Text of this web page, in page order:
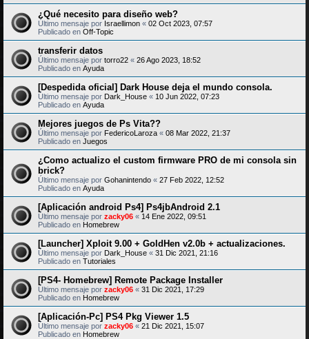
¿Qué necesito para diseño web?
Último mensaje por Israellimon « 02 Oct 2023, 07:57
Publicado en Off-Topic
transferir datos
Último mensaje por torro22 « 26 Ago 2023, 18:52
Publicado en Ayuda
[Despedida oficial] Dark House deja el mundo consola.
Último mensaje por Dark_House « 10 Jun 2022, 07:23
Publicado en Ayuda
Mejores juegos de Ps Vita??
Último mensaje por FedericoLaroza « 08 Mar 2022, 21:37
Publicado en Juegos
¿Como actualizo el custom firmware PRO de mi consola sin
brick?
Último mensaje por Gohanintendo « 27 Feb 2022, 12:52
Publicado en Ayuda
[Aplicación android Ps4] Ps4jbAndroid 2.1
Último mensaje por zacky06 « 14 Ene 2022, 09:51
Publicado en Homebrew
[Launcher] Xploit 9.00 + GoldHen v2.0b + actualizaciones.
Último mensaje por Dark_House « 31 Dic 2021, 21:16
Publicado en Tutoriales
[PS4- Homebrew] Remote Package Installer
Último mensaje por zacky06 « 31 Dic 2021, 17:29
Publicado en Homebrew
[Aplicación-Pc] PS4 Pkg Viewer 1.5
Último mensaje por zacky06 « 21 Dic 2021, 15:07
Publicado en Homebrew